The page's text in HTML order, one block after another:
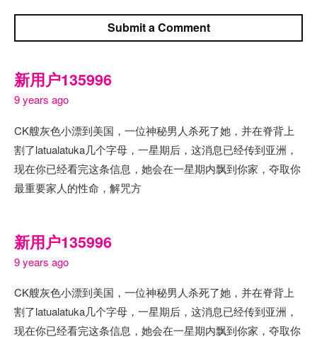
Submit a Comment
新用户135996
9 years ago
CK艘灰色小漂到美国，一位神秘男人杀死了她，并在脊背上
割了latualatuka几个字母，一星期后，这消息已经传到亚洲，
现在你已经看完这条信息，她会在一星期内飘到你家，夺取你
最重要家人的性命，解咒方
新用户135996
9 years ago
CK艘灰色小漂到美国，一位神秘男人杀死了她，并在脊背上
割了latualatuka几个字母，一星期后，这消息已经传到亚洲，
现在你已经看完这条信息，她会在一星期内飘到你家，夺取你